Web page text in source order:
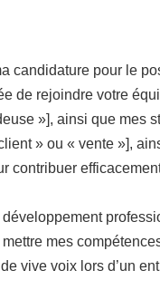
candidature pour le
de rejoindre votre
»], ainsi que mes
» ou « vente »],
mes
vive voix lors d’un